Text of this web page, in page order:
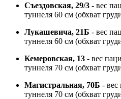
Съездовская, 29/3 - вес
туннеля 60 см (обхват
Лукашевича, 21Б - вес
туннеля 60 см (обхват
Кемеровская, 13 - вес
туннеля 70 см (обхват
Магистральная, 70Б - вес
туннеля 70 см (обхват